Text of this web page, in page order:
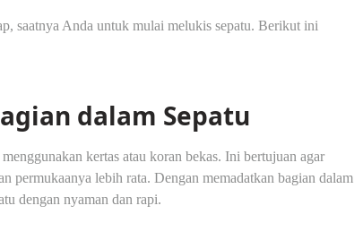
saatnya Anda untuk mulai melukis sepatu. Berikut ini
dalam Sepatu
kertas atau koran bekas. Ini bertujuan agar
permukaanya lebih rata. Dengan memadatkan bagian dalam
dengan nyaman dan rapi.